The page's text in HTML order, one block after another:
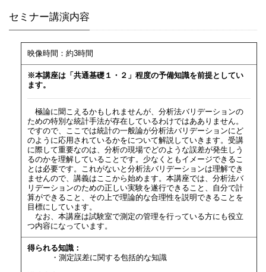
セミナー講演内容
映像時間：約3時間
※本講座は「共通基礎１・２」程度の予備知識を前提としてい
ます。
極論に聞こえるかもしれませんが、分析法バリデーションの
ための特別な統計手法が存在しているわけではあありません。
ですので、ここでは統計の一般論が分析法バリデーションにど
のように応用されているかをについて解説していきます。受講
に際して重要なのは、分析の現場でどのような誤差が発生しう
るのかを理解していることです。少なくともイメージできるこ
とは必要です。これがないと分析法バリデーションは理解でき
ませんので、講義はここから始めます。本講座では、分析法バ
リデーションのための正しい実験を遂行できること、自分で計
算ができること、その上で理論的な合理性を説明できることを
目標にしています。
なお、本講座は試験室で測定の管理を行っている方にも役立
つ内容になっています。
得られる知識：
・測定誤差に関する包括的な知識